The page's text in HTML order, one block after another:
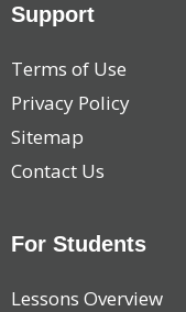
Support
Terms of Use
Privacy Policy
Sitemap
Contact Us
For Students
Lessons Overview